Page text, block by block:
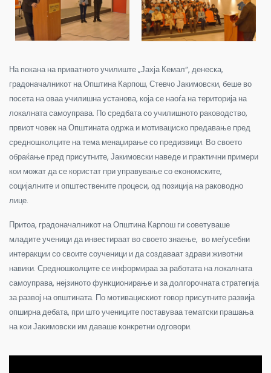
На покана на приватното училиште „Јахја Кемал“, денеска,
градоначалникот на Општина Карпош, Стевчо Јакимовски, беше во
посета на оваа училишна установа, која се наоѓа на територија на
локалната самоуправа. По средбата со училишното раководство,
првиот човек на Општината одржа и мотивациско предавање пред
средношколците на тема менаџирање со предизвици. Во своето
обраќање пред присутните, Јакимовски наведе и практични примери
кои можат да се користат при управување со економските,
социјалните и општествените процеси, од позиција на раководно
лице.
Притоа, градоначалникот на Општина Карпош ги советуваше
младите ученици да инвестираат во своето знаење, во меѓусебни
интеракции со своите соученици и да создаваат здрави животни
навики. Средношколците се информираа за работата на локалната
самоуправа, нејзиното функционирање и за долгорочната стратегија
за развој на општината. По мотивацискиот говор присутните развија
опширна дебата, при што учениците поставуваа тематски прашања
на кои Јакимовски им даваше конкретни одговори.